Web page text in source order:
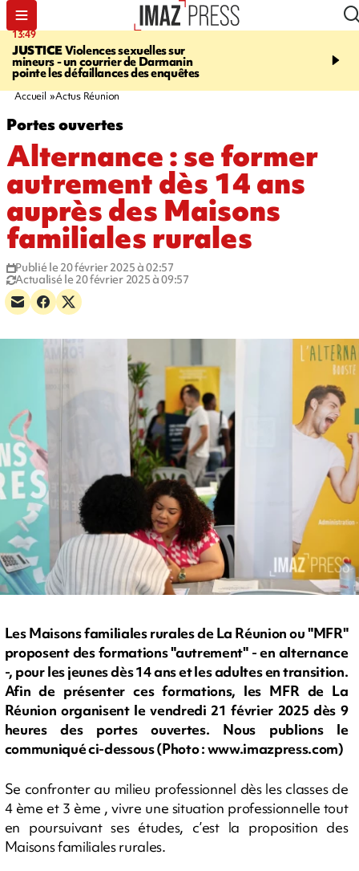
13:49
JUSTICEViolences sexuelles sur
mineurs - un courrier de Darmanin
pointe les défaillances des enquêtes
17:59
Corniche - la route du
Accueil Actus Réunion
Portes ouvertes
Alternance : se former
autrement dès 14 ans
auprès des Maisons
familiales rurales
Publié le 20 février 2025 à 02:57
Actualisé le 20 février 2025 à 09:57
Les Maisons familiales rurales de La Réunion ou "MFR"
proposent des formations "autrement" - en alternance
-, pour les jeunes dès 14 ans et les adultes en transition.
Afin de présenter ces formations, les MFR de La
Réunion organisent le vendredi 21 février 2025 dès 9
heures des portes ouvertes. Nous publions le
communiqué ci-dessous (Photo : www.imazpress.com)
Se confronter au milieu professionnel dès les classes de
4 ème et 3 ème , vivre une situation professionnelle tout
en poursuivant ses études, c’est la proposition des
Maisons familiales rurales.